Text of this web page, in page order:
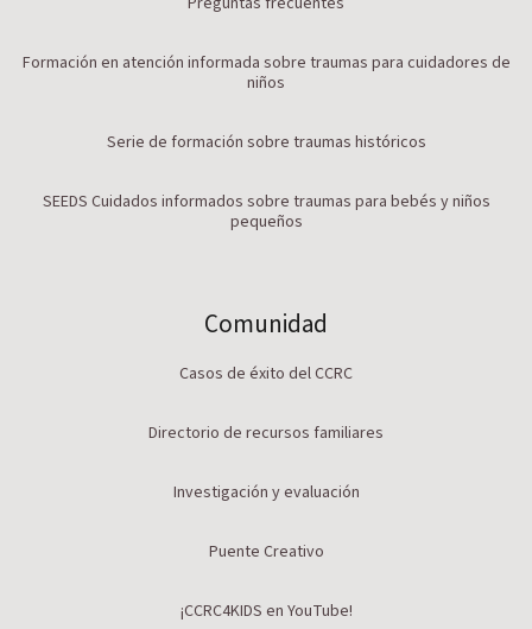
Formación en atención informada sobre traumas para cuidadores de
niños
Serie de formación sobre traumas históricos
SEEDS Cuidados informados sobre traumas para bebés y niños
pequeños
Comunidad
Casos de éxito del CCRC
Directorio de recursos familiares
Investigación y evaluación
Puente Creativo
¡CCRC4KIDS en YouTube!